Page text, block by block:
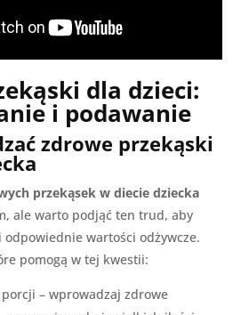
dla dzieci:
i podawanie
zdrowe przekąski
przekąsek w diecie dziecka
ale warto podjąć ten trud, aby
wartości odżywcze.
pomogą w tej kwestii:
porcji – wprowadzaj zdrowe